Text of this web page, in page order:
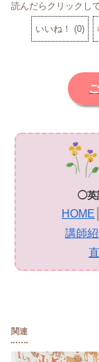
読んだらクリックし
いいね！ (0)
◯英
HOME
講師
関連